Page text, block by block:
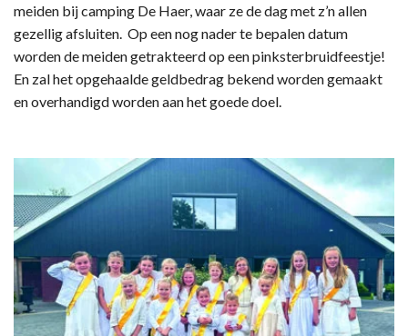
meiden bij camping De Haer, waar ze de dag met z’n allen
gezellig afsluiten. Op een nog nader te bepalen datum
worden de meiden getrakteerd op een pinksterbruidfeestje!
En zal het opgehaalde geldbedrag bekend worden gemaakt
en overhandigd worden aan het goede doel.